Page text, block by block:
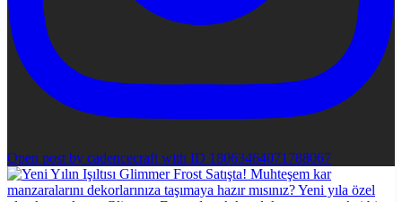
Open post by cadencecraft with ID 18063464071788067